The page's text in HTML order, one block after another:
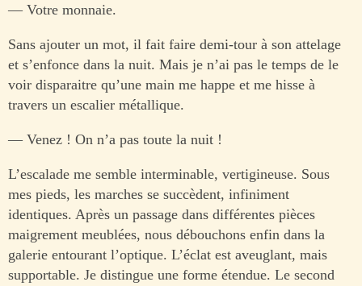
— Votre monnaie.
Sans ajouter un mot, il fait faire demi-tour à son attelage
et s’enfonce dans la nuit. Mais je n’ai pas le temps de le
voir disparaitre qu’une main me happe et me hisse à
travers un escalier métallique.
— Venez ! On n’a pas toute la nuit !
L’escalade me semble interminable, vertigineuse. Sous
mes pieds, les marches se succèdent, infiniment
identiques. Après un passage dans différentes pièces
maigrement meublées, nous débouchons enfin dans la
galerie entourant l’optique. L’éclat est aveuglant, mais
supportable. Je distingue une forme étendue. Le second